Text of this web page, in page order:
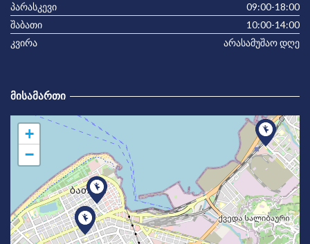
პარასკევი
09:00-18:00
შაბათი
10:00-14:00
კვირა
არასამუშაო დღე
ᲛᲘᲡᲐᲛᲐᲠᲗᲘ
+
−